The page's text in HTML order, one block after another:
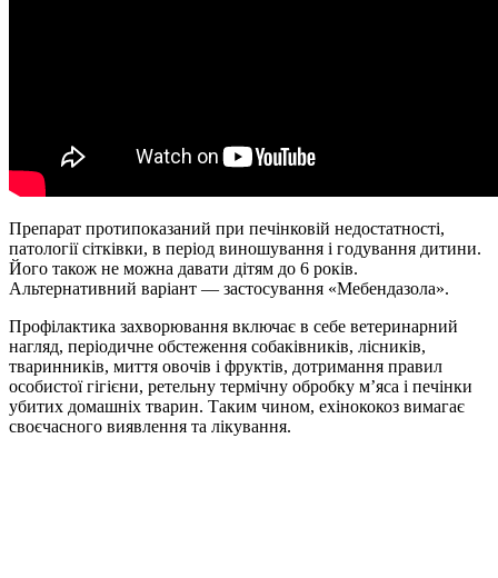
Препарат протипоказаний при печінковій недостатності,
патології сітківки, в період виношування і годування дитини.
Його також не можна давати дітям до 6 років.
Альтернативний варіант — застосування «Мебендазола».
Профілактика захворювання включає в себе ветеринарний
нагляд, періодичне обстеження собаківників, лісників,
тваринників, миття овочів і фруктів, дотримання правил
особистої гігієни, ретельну термічну обробку м’яса і печінки
убитих домашніх тварин. Таким чином, ехінококоз вимагає
своєчасного виявлення та лікування.